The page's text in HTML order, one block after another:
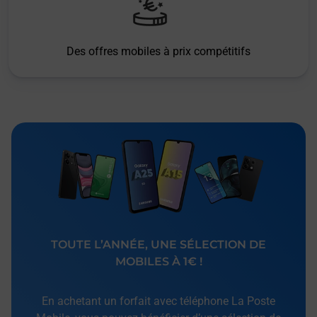
Des offres mobiles à prix compétitifs
TOUTE L’ANNÉE, UNE SÉLECTION DE
MOBILES À 1€ !
En achetant un forfait avec téléphone La Poste